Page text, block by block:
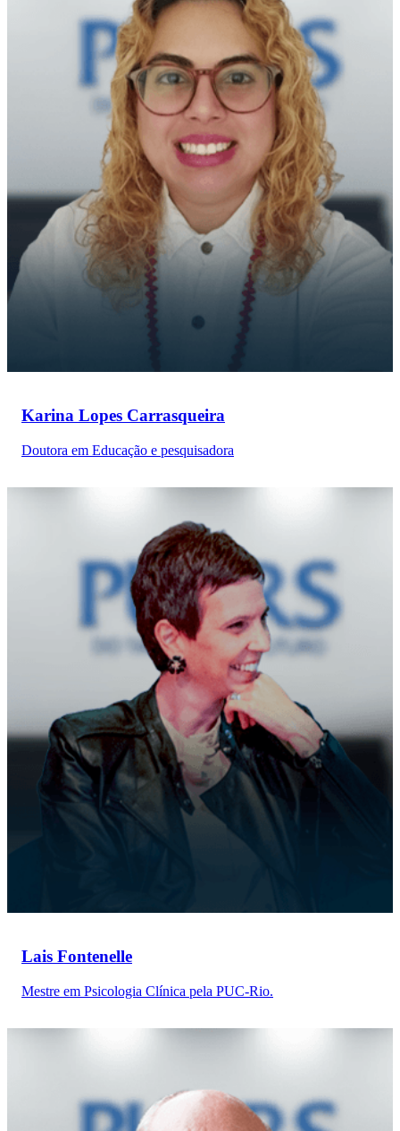
Karina Lopes Carrasqueira
Doutora em Educação e pesquisadora
Lais Fontenelle
Mestre em Psicologia Clínica pela PUC-Rio.